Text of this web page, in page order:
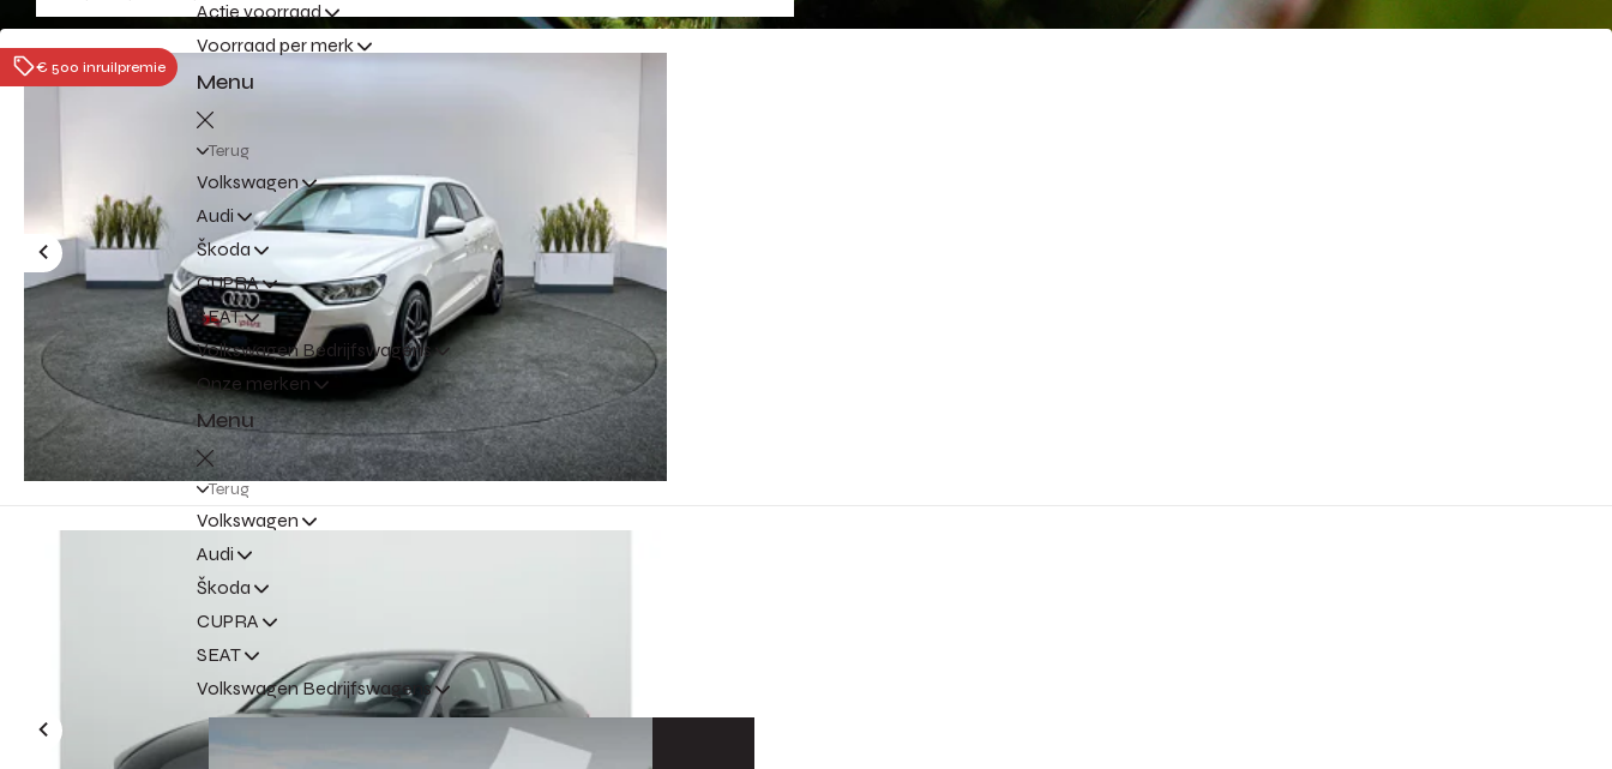
Actie voorraad
Voorraad per merk
Menu
Terug
Volkswagen
Audi
Škoda
CUPRA
SEAT
Volkswagen Bedrijfswagens
Onze merken
Menu
Terug
Volkswagen
Audi
Škoda
CUPRA
SEAT
Volkswagen Bedrijfswagens
€ 500 inruilpremie